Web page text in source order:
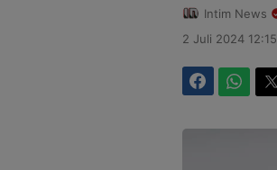
Intim News
2 Juli 2024 12:15